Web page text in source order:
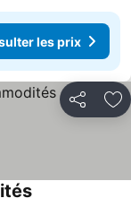
les prix
Partager